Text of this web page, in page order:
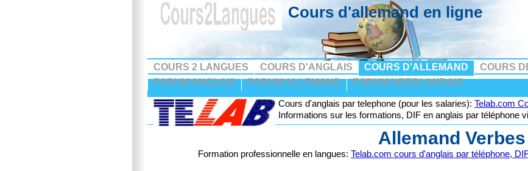
Cours d'allemand en ligne
COURS 2 LANGUES COURS D'ANGLAIS COURS D'ALLEMAND
COURS
FORUM ANGLAIS
FORUM ALLEMAND FORUM NEERLANDAIS
Cours d'anglais par telephone (pour les salaries): Telab.com
Informations sur les formations, DIF en anglais par téléphone
Allemand
Formation professionnelle en langues: Telab.com cours d'anglais par téléphone,